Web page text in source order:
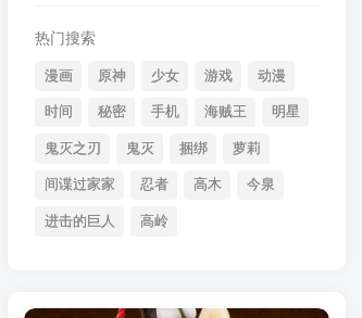
热门搜索
漫画 原神 少女 游戏 动漫
时间 秘密 手机 海贼王 明星
鬼灭之刃 鬼灭 捆绑 萝莉
间谍过家家 忍者 高木 今泉
进击的巨人 高岭